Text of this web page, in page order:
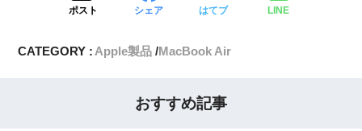
ポスト シェア はてブ LINE
CATEGORY :Apple製品 MacBook Air
おすすめ記事